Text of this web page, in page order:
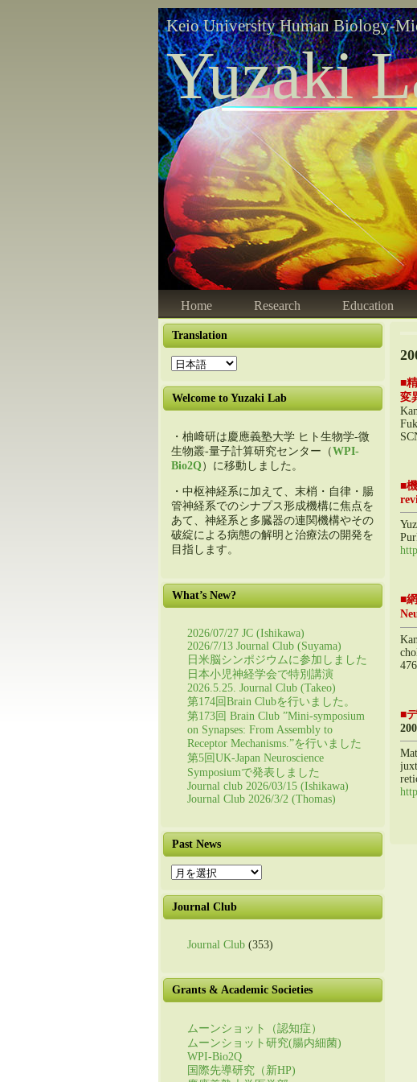
Keio University Human Biology-
Yuzaki
Home Research Education
Translation
Welcome to Yuzaki Lab
・柚﨑研は慶應義塾大学 ヒト生物学-微
生物叢-量子計算研究センター（WPI-
Bio2Q）に移動しました。
・中枢神経系に加えて、末梢・自律・腸
管神経系でのシナプス形成機構に焦点を
あて、神経系と多臓器の連関機構やその
破綻による病態の解明と治療法の開発を
目指します。
What’s New?
2026/07/27 JC (Ishikawa)
2026/7/13 Journal Club (Suyama)
日米脳シンポジウムに参加しました
日本小児神経学会で特別講演
2026.5.25. Journal Club (Takeo)
第174回Brain Clubを行いました。
第173回 Brain Club ”Mini-symposium
on Synapses: From Assembly to
Receptor Mechanisms.”を行いました
第5回UK-Japan Neuroscience
Symposiumで発表しました
Journal club 2026/03/15 (Ishikawa)
Journal Club 2026/3/2 (Thomas)
Past News
Past
News
Journal Club
Journal Club (353)
Grants & Academic Societies
ムーンショット（認知症）
ムーンショット研究(腸内細菌)
WPI-Bio2Q
国際先導研究（新HP)
■
変
■
■
■